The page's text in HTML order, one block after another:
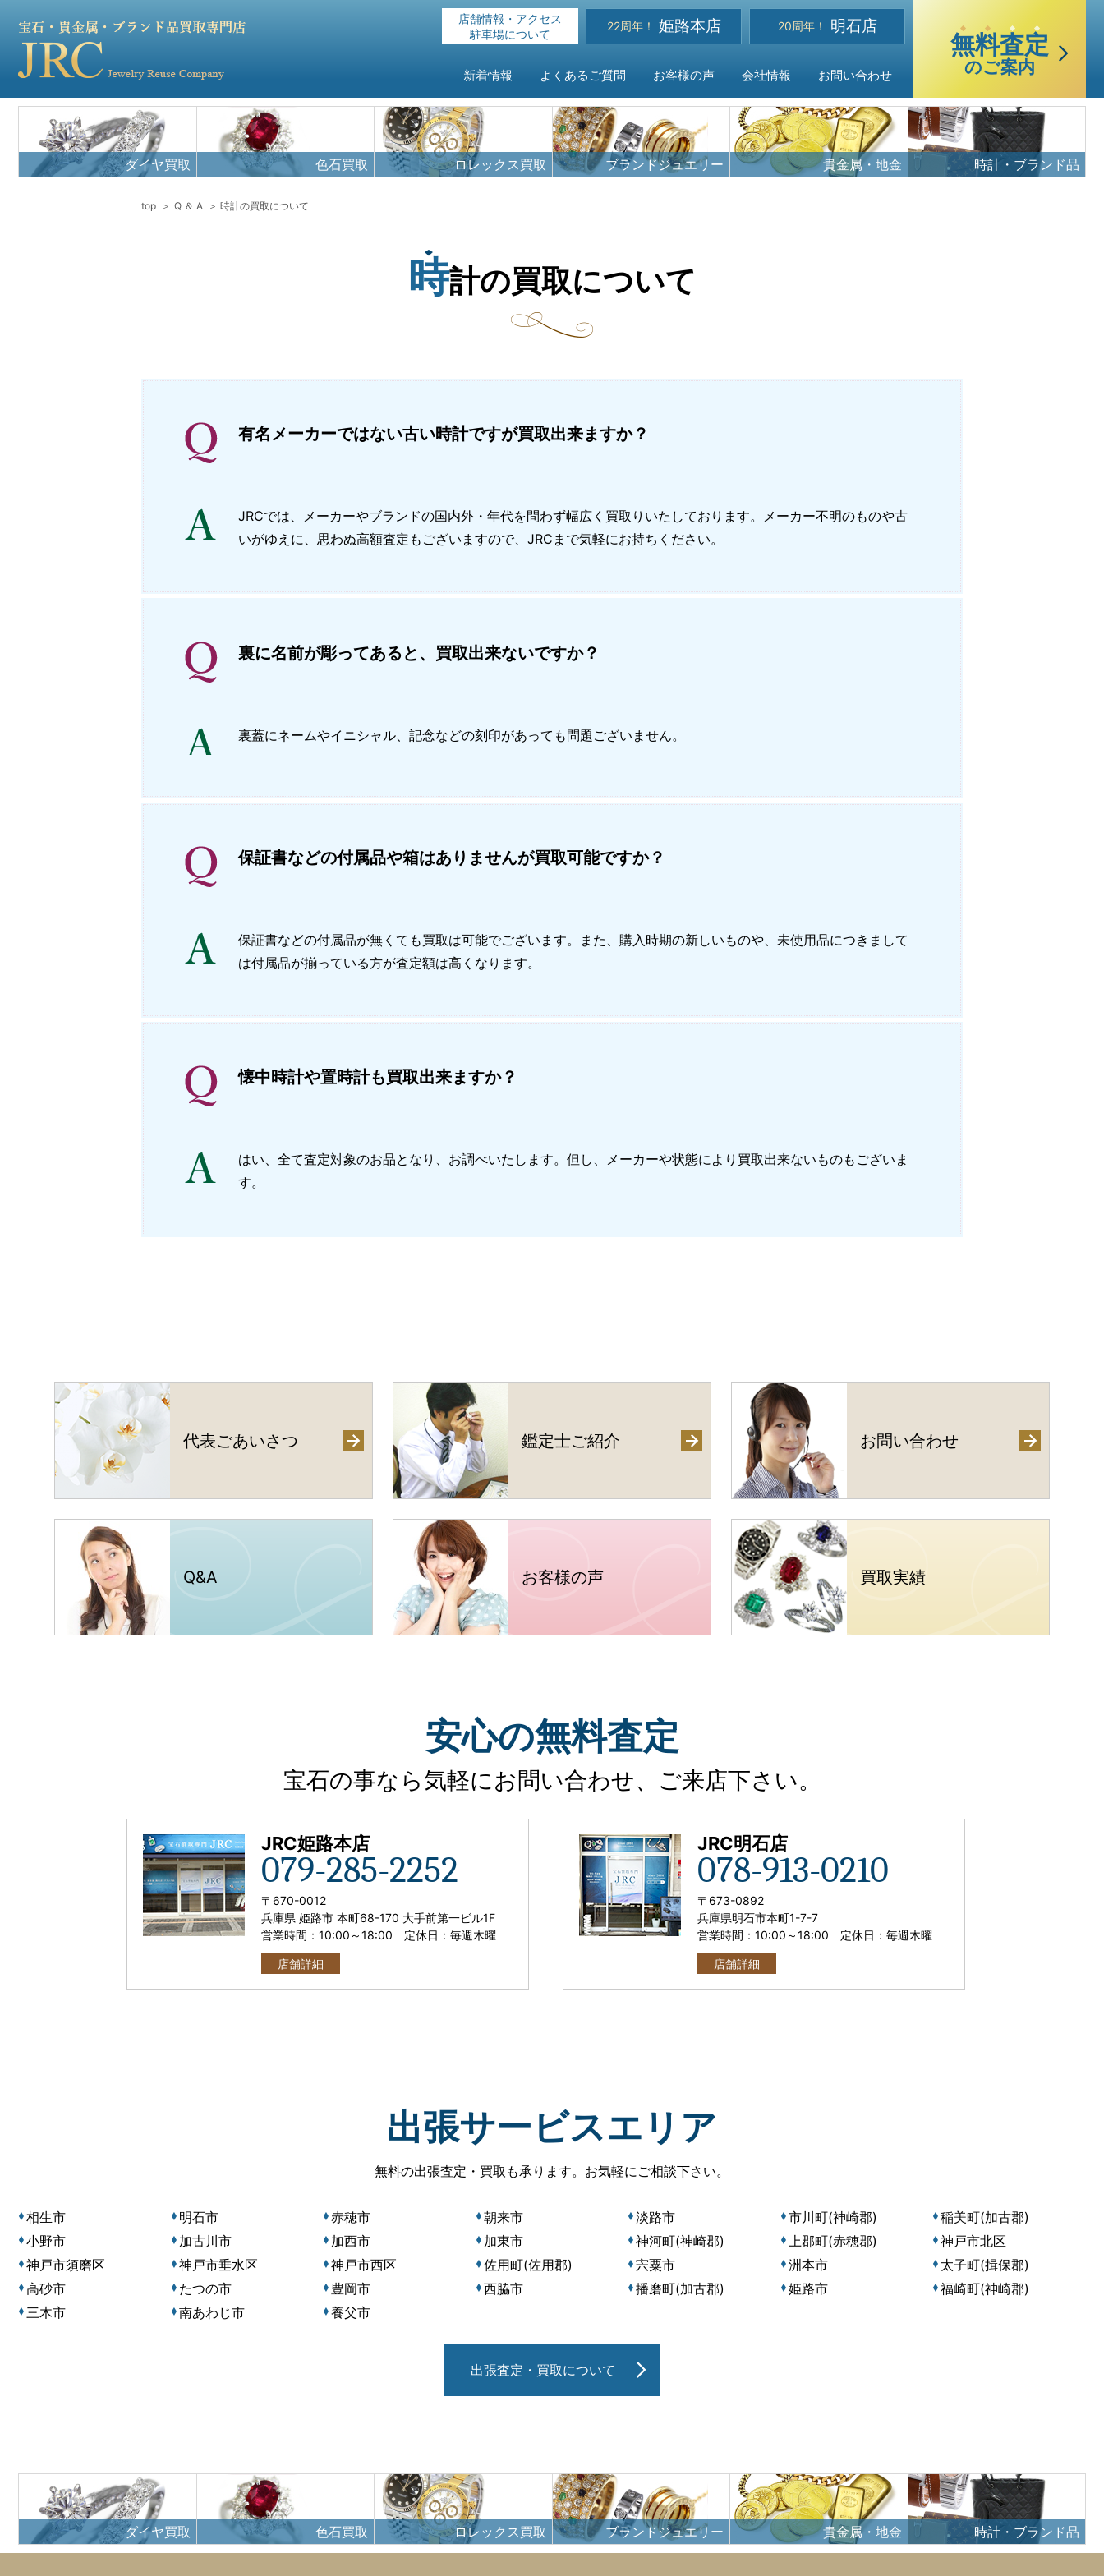
選 べる買取・査定方法
HOME
お客様の声
明石店へ電話で問い合わせる
新着情報 よくあるご質問 お客様の声 会社情報 お問い合わせ
店舗情報・アクセス
駐車場について
22周年！ 姫路本店 20周年！ 明石店
無料査定
のご案内
ダイヤ買取 色石買取 ロレックス買取 ブランドジュエリー 貴金属・地金 時計・ブランド品
top Q ＆ A 時計の買取について
時計の買取について
有名メーカーではない古い時計ですが買取出来ますか？
JRCでは、メーカーやブランドの国内外・年代を問わず幅広く買取りいたしております。メーカー不明のものや古
いがゆえに、思わぬ高額査定もございますので、JRCまで気軽にお持ちください。
裏に名前が彫ってあると、買取出来ないですか？
裏蓋にネームやイニシャル、記念などの刻印があっても問題ございません。
保証書などの付属品や箱はありませんが買取可能ですか？
保証書などの付属品が無くても買取は可能でございます。また、購入時期の新しいものや、未使用品につきまして
は付属品が揃っている方が査定額は高くなります。
懐中時計や置時計も買取出来ますか？
はい、全て査定対象のお品となり、お調べいたします。但し、メーカーや状態により買取出来ないものもございま
す。
代表ごあいさつ 鑑定士ご紹介 お問い合わせ
Q&A お客様の声 買取実績
安心の無料査定
宝石の事なら気軽にお問い合わせ、ご来店下さい。
JRC姫路本店
079-285-2252
〒 670-0012
兵庫県 姫路市 本町68-170 大手前第一ビル1F
営業時間：10:00 ～18:00 定休日：毎週木曜
店舗詳細
JRC明石店
078-913-0210
〒673-0892
兵庫県明石市本町1-7-7
営業時間：10:00 ～18:00 定休日：毎週木曜
店舗詳細
出張サービスエリア
無料の出張査定・買取も承ります。 お気軽にご相談下さい。
相生市 明石市 赤穂市 朝来市 淡路市 市川町(神崎郡)
稲美町(加古郡)
小野市
加古川市 加西市 加東市 神河町(神崎郡) 上郡町(赤穂郡)
神戸市北区
神戸市須磨区
神戸市垂水区 神戸市西区 佐用町(佐用郡) 宍粟市 洲本市
太子町(揖保郡)
高砂市
たつの市 豊岡市 西脇市 播磨町(加古郡) 姫路市
福崎町(神崎郡)
三木市
南あわじ市 養父市
出張査定・買取について
ダイヤ買取 色石買取 ロレックス買取 ブランドジュエリー 貴金属・地金 時計・ブランド品